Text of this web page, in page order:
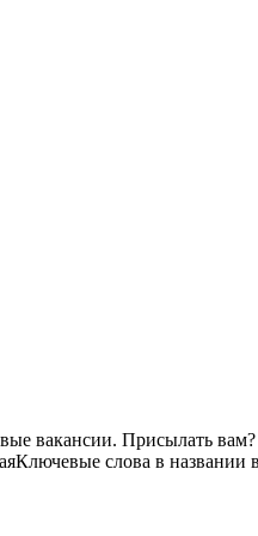
вакансии. Присылать вам?
Ключевые слова в названии